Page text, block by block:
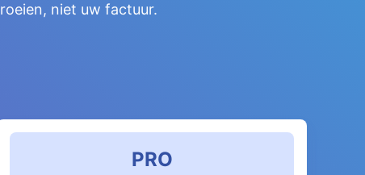
niet uw factuur.
PRO